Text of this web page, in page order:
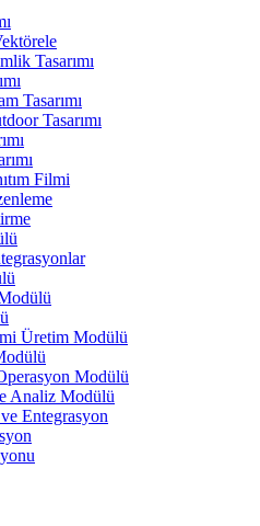
Tasarımı
Tasarımı
Tasarımı
Filmi
Üretim Modülü
Modülü
Analiz Modülü
Entegrasyon